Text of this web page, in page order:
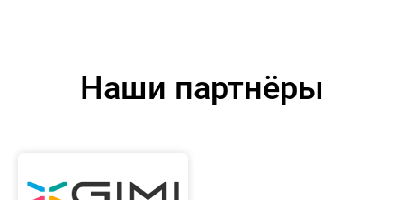
Наши партнёры